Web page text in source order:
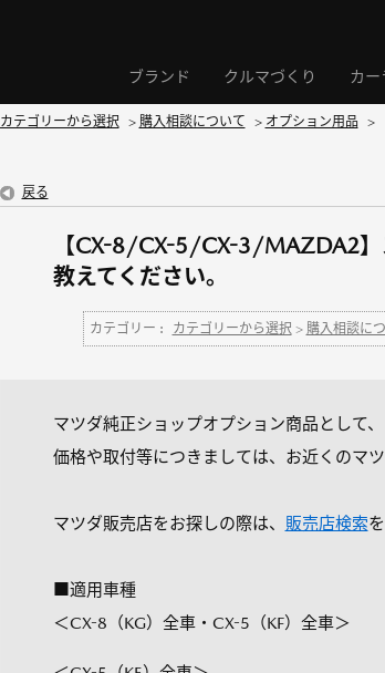
ブランド クルマづくり カー
カテゴリーから選択 > 購入相談について > オプション用品 >
戻る
【CX-8/CX-5/CX-3/MAZDA2】
教えてください。
カテゴリー : カテゴリーから選択 > 購入相談に
マツダ純正ショップオプション商品として
価格や取付等につきましては、お近くのマ
マツダ販売店をお探しの際は、 販売店検索
■適用車種
＜CX-8（KG）全車・CX-5（KF）全車＞